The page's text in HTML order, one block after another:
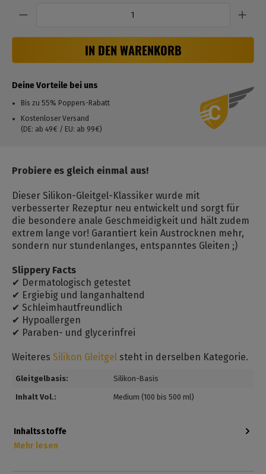
IN DEN WARENKORB
Deine Vorteile bei uns
Bis zu 55% Poppers-Rabatt
Kostenloser Versand
(DE: ab 49€ / EU: ab 99€)
Probiere es gleich einmal aus!
Dieser Silikon-Gleitgel-Klassiker wurde mit
verbesserter Rezeptur neu entwickelt und sorgt für
die besondere anale Geschmeidigkeit und hält zudem
extrem lange vor! Garantiert kein Austrocknen mehr,
sondern nur stundenlanges, entspanntes Gleiten ;)
Slippery Facts
✔ Dermatologisch getestet
✔ Ergiebig und langanhaltend
✔ Schleimhautfreundlich
✔ Hypoallergen
✔ Paraben- und glycerinfrei
Weiteres Silikon Gleitgel steht in derselben Kategorie.
Gleitgelbasis: Silikon-Basis
Inhalt Vol.: Medium (100 bis 500 ml)
Inhaltsstoffe
Mehr lesen